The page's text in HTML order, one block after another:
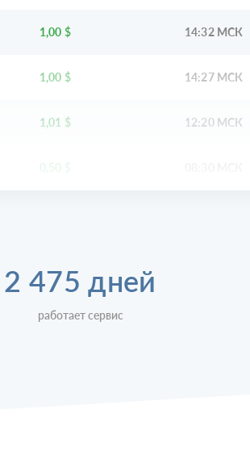
1,00 $ 14:32 МСК
1,00 $ 14:27 МСК
1,01 $ 12:20 МСК
0,50 $
2 475 дней
работает сервис